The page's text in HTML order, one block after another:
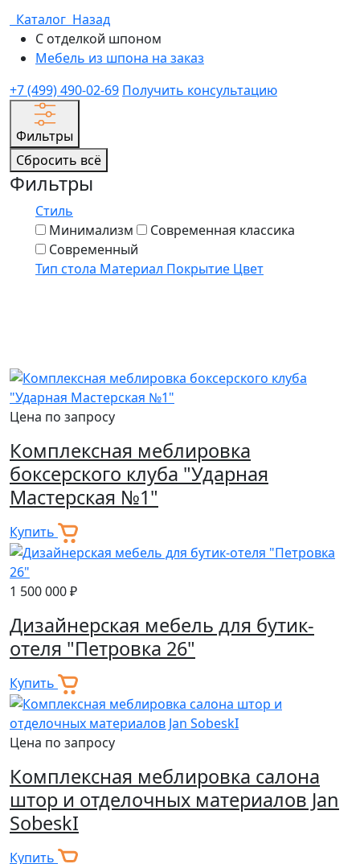
Каталог Назад
С отделкой шпоном
Мебель из шпона на заказ
+7 (499) 490-02-69 Получить консультацию
Фильтры
Сбросить всё
Фильтры
Стиль
Минимализм
Современная классика
Современный
Тип стола Материал Покрытие Цвет
Цена по запросу
Комплексная меблировка
боксерского клуба "Ударная
Мастерская №1"
Купить
1 500 000 ₽
Дизайнерская мебель для бутик-
отеля "Петровка 26"
Купить
Цена по запросу
Комплексная меблировка салона
штор и отделочных материалов Jan
SobeskI
Купить